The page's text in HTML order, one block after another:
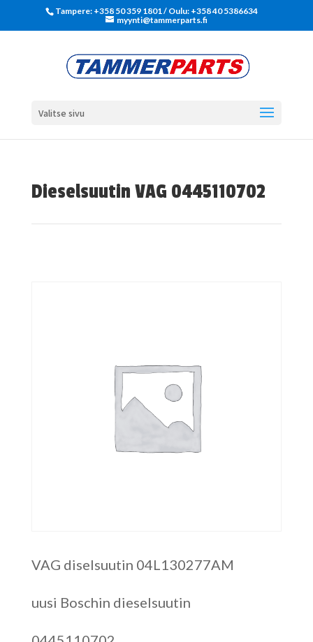
Tampere: +358 50 359 1801‬ / Oulu: +358 40 5386634
myynti@tammerparts.fi
Valitse sivu
Dieselsuutin VAG 0445110702
VAG diselsuutin 04L130277AM
uusi Boschin dieselsuutin